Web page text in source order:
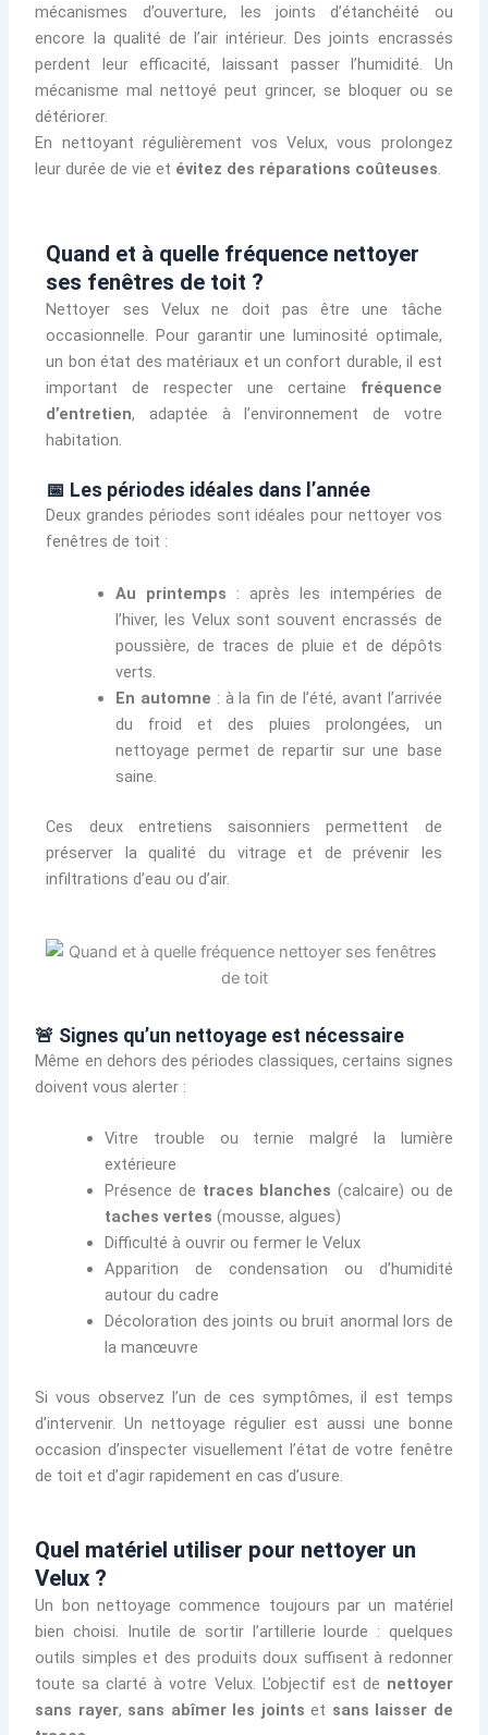
mécanismes d’ouverture, les joints d’étanchéité ou
encore la qualité de l’air intérieur. Des joints encrassés
perdent leur efficacité, laissant passer l’humidité. Un
mécanisme mal nettoyé peut grincer, se bloquer ou se
détériorer.
En nettoyant régulièrement vos Velux, vous prolongez
leur durée de vie et évitez des réparations coûteuses.
Quand et à quelle fréquence nettoyer
ses fenêtres de toit ?
Nettoyer ses Velux ne doit pas être une tâche
occasionnelle. Pour garantir une luminosité optimale,
un bon état des matériaux et un confort durable, il est
important de respecter une certaine fréquence
d’entretien, adaptée à l’environnement de votre
habitation.
📅 Les périodes idéales dans l’année
Deux grandes périodes sont idéales pour nettoyer vos
fenêtres de toit :
Au printemps : après les intempéries de
l’hiver, les Velux sont souvent encrassés de
poussière, de traces de pluie et de dépôts
verts.
En automne : à la fin de l’été, avant l’arrivée
du froid et des pluies prolongées, un
nettoyage permet de repartir sur une base
saine.
Ces deux entretiens saisonniers permettent de
préserver la qualité du vitrage et de prévenir les
infiltrations d’eau ou d’air.
🚨 Signes qu’un nettoyage est nécessaire
Même en dehors des périodes classiques, certains signes
doivent vous alerter :
Vitre trouble ou ternie malgré la lumière
extérieure
Présence de traces blanches (calcaire) ou de
taches vertes (mousse, algues)
Difficulté à ouvrir ou fermer le Velux
Apparition de condensation ou d’humidité
autour du cadre
Décoloration des joints ou bruit anormal lors de
la manœuvre
Si vous observez l’un de ces symptômes, il est temps
d’intervenir. Un nettoyage régulier est aussi une bonne
occasion d’inspecter visuellement l’état de votre fenêtre
de toit et d’agir rapidement en cas d’usure.
Quel matériel utiliser pour nettoyer un
Velux ?
Un bon nettoyage commence toujours par un matériel
bien choisi. Inutile de sortir l’artillerie lourde : quelques
outils simples et des produits doux suffisent à redonner
toute sa clarté à votre Velux. L’objectif est de nettoyer
sans rayer, sans abîmer les joints et sans laisser de